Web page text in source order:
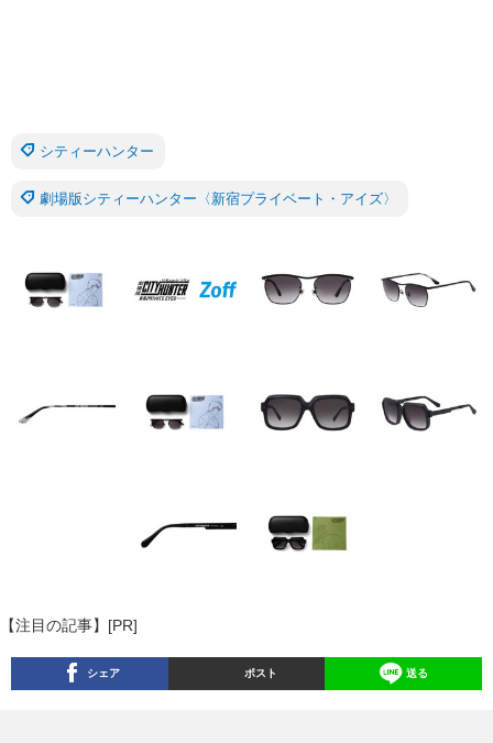
シティーハンター
劇場版シティーハンター〈新宿プライベート・アイズ〉
【注目の記事】[PR]
シェア ポスト 送る